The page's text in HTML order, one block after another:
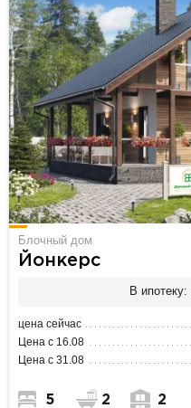
Блочный дом
Йонкерс
В ипотеку:
цена сейчас
Цена с 16.08
Цена с 31.08
5 2 2